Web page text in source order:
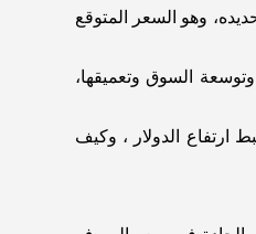
وهو السعر المتوقع
السوق وتعميقها،
على لجم هذه الفوضى وضبط ارتفاع الدولار ، وكيف